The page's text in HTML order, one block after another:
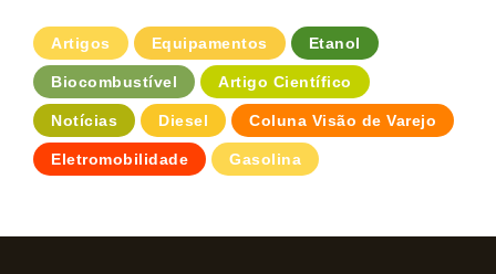
Artigos Equipamentos Etanol
Biocombustível Artigo Científico
Notícias Diesel Coluna Visão de Varejo
Eletromobilidade Gasolina